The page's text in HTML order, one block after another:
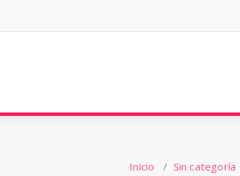
Inicio / Sin categoría